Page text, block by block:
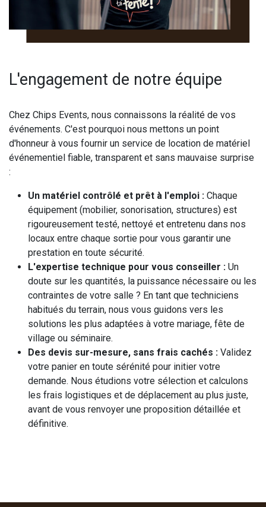
L'engagement de notre équipe
Chez Chips Events, nous connaissons la réalité de vos
événements. C'est pourquoi nous mettons un point
d'honneur à vous fournir un service de location de matériel
événementiel fiable, transparent et sans mauvaise surprise
:
Un matériel contrôlé et prêt à l'emploi : Chaque
équipement (mobilier, sonorisation, structures) est
rigoureusement testé, nettoyé et entretenu dans nos
locaux entre chaque sortie pour vous garantir une
prestation en toute sécurité.
L'expertise technique pour vous conseiller : Un
doute sur les quantités, la puissance nécessaire ou les
contraintes de votre salle ? En tant que techniciens
habitués du terrain, nous vous guidons vers les
solutions les plus adaptées à votre mariage, fête de
village ou séminaire.
Des devis sur-mesure, sans frais cachés : Validez
votre panier en toute sérénité pour initier votre
demande. Nous étudions votre sélection et calculons
les frais logistiques et de déplacement au plus juste,
avant de vous renvoyer une proposition détaillée et
définitive.